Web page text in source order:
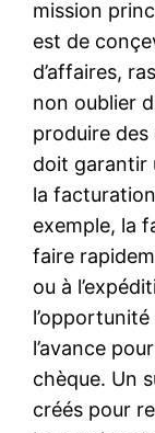
mission
est de
d’affaires,
non oublier
produire des
doit garantir
la
exemple, la
faire
ou à
l’avance
chèque. Un
créés pour